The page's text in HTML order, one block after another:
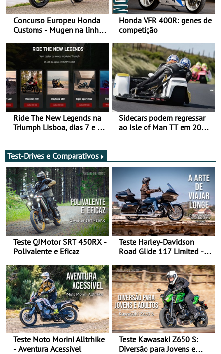
Concurso Europeu Honda
Customs - Mugen na linha
ganhar
Honda VFR 400R: genes de
competição
Ride The New Legends na
Triumph Lisboa, dias 7 e 8
Sidecars podem regressar
ao Isle of Man TT em 2027
Test-Drives e Comparativos
Teste QJMotor SRT 450RX -
Polivalente e Eficaz
Teste Harley-Davidson
Road Glide 117 Limited - A
Teste Moto Morini Alltrhike
- Aventura Acessível
Teste Kawasaki Z650 S:
Diversão para Jovens e